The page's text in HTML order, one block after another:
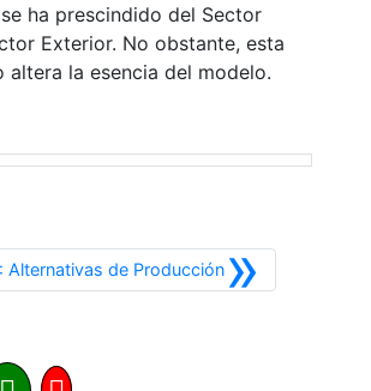
ha prescindido del Sector
Exterior. No obstante, esta
altera la esencia del modelo.
»
Alternativas de ProducciónSiguiente